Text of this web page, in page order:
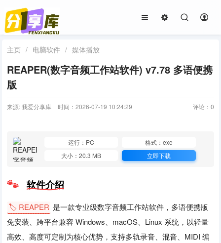
主页 / 电脑软件 / 媒体播放
REAPER(数字音频工作站软件) v7.78 多语便携
版
来源: 我爱分享库 时间：2026-07-19 10:24:29 评论： 0
运行：PC
格式：exe
大小：20.3 MB
立即下载
软件介绍
🏷️ REAPER 是一款专业级数字音频工作站软件，多语便携版
免安装、跨平台兼容 Windows、macOS、Linux 系统，以轻量
高效、高度可定制为核心优势，支持多轨录音、混音、MIDI 编